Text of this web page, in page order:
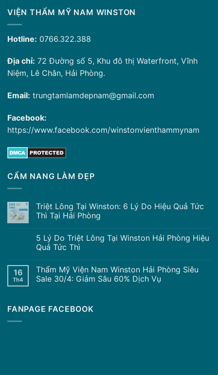
VIỆN THẨM MỸ NAM WINSTON
Hotline: 0766.322.388
Địa chỉ: 72 Đường số 5, Khu đô thị Waterfront, Vĩnh
Niệm, Lê Chân, Hải Phòng.
Email: trungtamlamdepnam@gmail.com
Facebook:
https://www.facebook.com/winstonvienthammynam
CẨM NANG LÀM ĐẸP
Triệt Lông Tại Winston: 6 Lý Do Hiệu Quả Tức
Thì Tại Hải Phòng
5 Lý Do Triệt Lông Tại Winston Hải Phòng Hiệu
Quả Tức Thì
16
Th4
Thẩm Mỹ Viện Nam Winston Hải Phòng Siêu
Sale 30/4: Giảm Sâu 60% Dịch Vụ
FANPAGE FACEBOOK